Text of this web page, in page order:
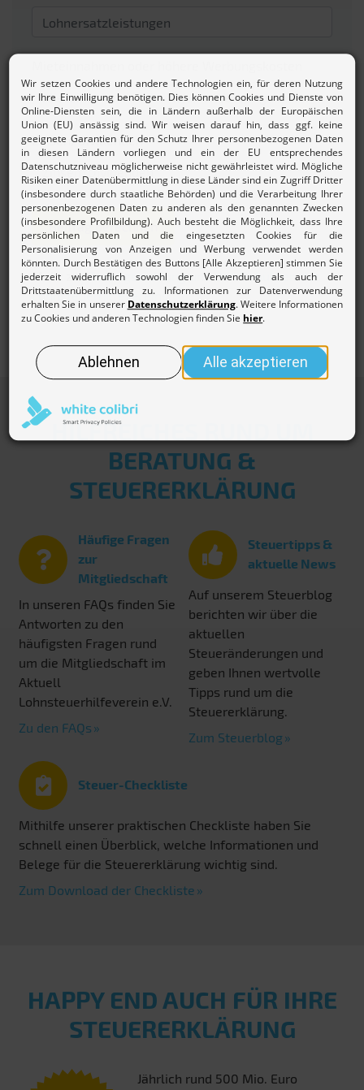
Zinsen/Dividenden
Beitrag berechnen
Mehr zurBeitragsordnung und den Gebühren des
Lohnsteuerhilfevereins.
HILFREICHES RUND UM
BERATUNG &
STEUERERKLÄRUNG
Häufige Fragen
zur
Mitgliedschaft
In unseren FAQs finden Sie
Antworten zu den
häufigsten Fragen rund
um die Mitgliedschaft im
Aktuell
Lohnsteuerhilfeverein e.V.
Zu den FAQs
Steuertipps &
aktuelle News
Auf unserem Steuerblog
berichten wir über die
aktuellen
Steueränderungen und
geben Ihnen wertvolle
Tipps rund um die
Steuererklärung.
Zum Steuerblog
Steuer-Checkliste
Mithilfe unserer praktischen Checkliste haben Sie
schnell einen Überblick, welche Informationen und
Belege für die Steuererklärung wichtig sind.
Zum Download der Checkliste
HAPPY END AUCH FÜR IHRE
STEUERERKLÄRUNG
Jährlich rund 500 Mio. Euro